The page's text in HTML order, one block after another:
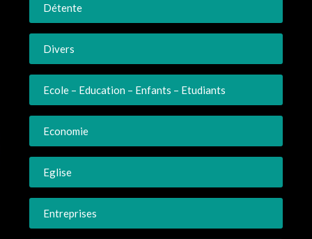
Détente
Divers
Ecole – Education – Enfants – Etudiants
Economie
Eglise
Entreprises